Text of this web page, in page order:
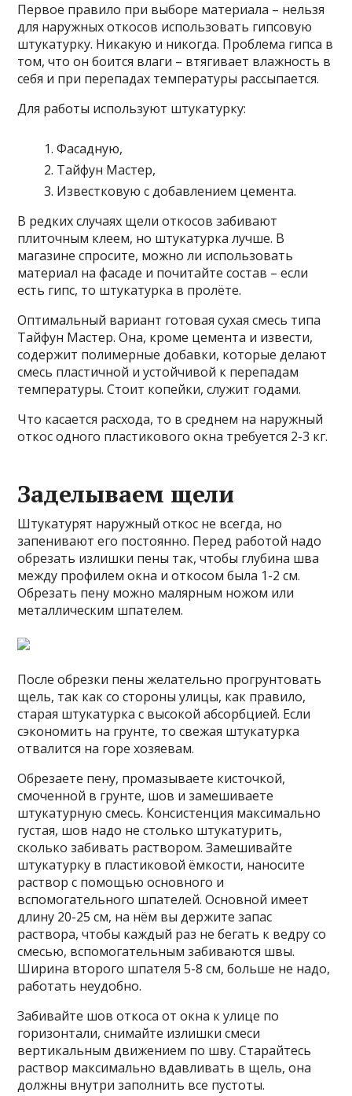
Первое правило при выборе материала – нельзя
для наружных откосов использовать гипсовую
штукатурку. Никакую и никогда. Проблема гипса в
том, что он боится влаги – втягивает влажность в
себя и при перепадах температуры рассыпается.
Для работы используют штукатурку:
Фасадную,
Тайфун Мастер,
Известковую с добавлением цемента.
В редких случаях щели откосов забивают
плиточным клеем, но штукатурка лучше. В
магазине спросите, можно ли использовать
материал на фасаде и почитайте состав – если
есть гипс, то штукатурка в пролёте.
Оптимальный вариант готовая сухая смесь типа
Тайфун Мастер. Она, кроме цемента и извести,
содержит полимерные добавки, которые делают
смесь пластичной и устойчивой к перепадам
температуры. Стоит копейки, служит годами.
Что касается расхода, то в среднем на наружный
откос одного пластикового окна требуется 2-3 кг.
Заделываем щели
Штукатурят наружный откос не всегда, но
запенивают его постоянно. Перед работой надо
обрезать излишки пены так, чтобы глубина шва
между профилем окна и откосом была 1-2 см.
Обрезать пену можно малярным ножом или
металлическим шпателем.
После обрезки пены желательно прогрунтовать
щель, так как со стороны улицы, как правило,
старая штукатурка с высокой абсорбцией. Если
сэкономить на грунте, то свежая штукатурка
отвалится на горе хозяевам.
Обрезаете пену, промазываете кисточкой,
смоченной в грунте, шов и замешиваете
штукатурную смесь. Консистенция максимально
густая, шов надо не столько штукатурить,
сколько забивать раствором. Замешивайте
штукатурку в пластиковой ёмкости, наносите
раствор с помощью основного и
вспомогательного шпателей. Основной имеет
длину 20-25 см, на нём вы держите запас
раствора, чтобы каждый раз не бегать к ведру со
смесью, вспомогательным забиваются швы.
Ширина второго шпателя 5-8 см, больше не надо,
работать неудобно.
Забивайте шов откоса от окна к улице по
горизонтали, снимайте излишки смеси
вертикальным движением по шву. Старайтесь
раствор максимально вдавливать в щель, она
должны внутри заполнить все пустоты.